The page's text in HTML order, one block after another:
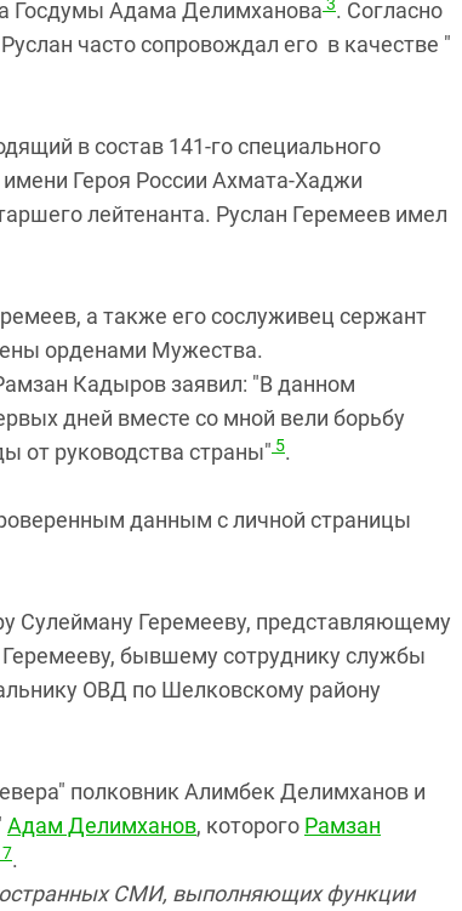
Госдумы Адама Делимханова
. Согласно
часто сопровождал ​его в качестве ​"​
в состав 141-го специального
Героя России Ахмата-Хаджи
лейтенанта. Руслан Геремеев имел
а также его сослуживец сержант
орденами Мужества.
Кадыров заявил​: "В данном
дней вместе со мной вели борьбу
от руководства страны" 5.
данным с личной страницы
Сулейману Геремееву, представляющему
бывшему сотруднику службы
ОВД по Шелковскому району
полковник Алимбек Делимханов и
Адам Делимханов, которого Рамзан
7.
СМИ, выполняющих функции